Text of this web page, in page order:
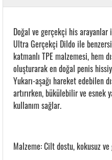
Doğal ve gerçekçi his
Ultra Gerçekçi Dildo ile
katmanlı TPE malzemesi, hem
oluşturarak en doğal penis
Yukarı-aşağı hareket edebilen
artırırken, bükülebilir ve esnek
kullanım sağlar.
Malzeme: Cilt dostu, kokusuz ve